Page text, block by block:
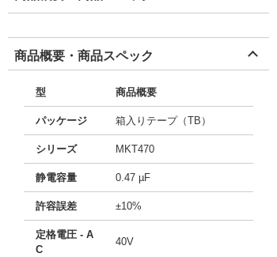
商品概要・商品スペック
型 商品概要
パッケージ 箱入りテープ（TB）
シリーズ MKT470
静電容量 0.47 µF
許容誤差 ±10%
定格電圧 - A
C
40V